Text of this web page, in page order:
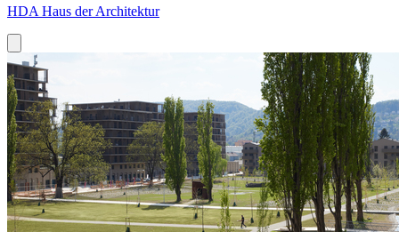
HDA Haus der Architektur